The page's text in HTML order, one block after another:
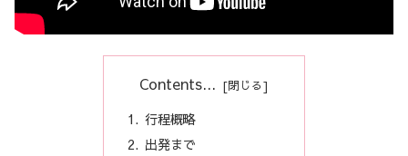
Contents...
行程概略
出発まで